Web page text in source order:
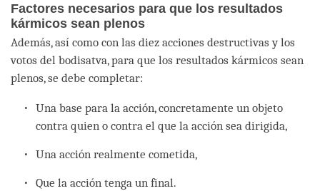
Factores necesarios para que los resultados
kármicos sean plenos
Además, así como con las diez acciones destructivas y los
votos del bodisatva, para que los resultados kármicos sean
plenos, se debe completar:
Una base para la acción, concretamente un objeto
contra quien o contra el que la acción sea dirigida,
Una acción realmente cometida,
Que la acción tenga un final.